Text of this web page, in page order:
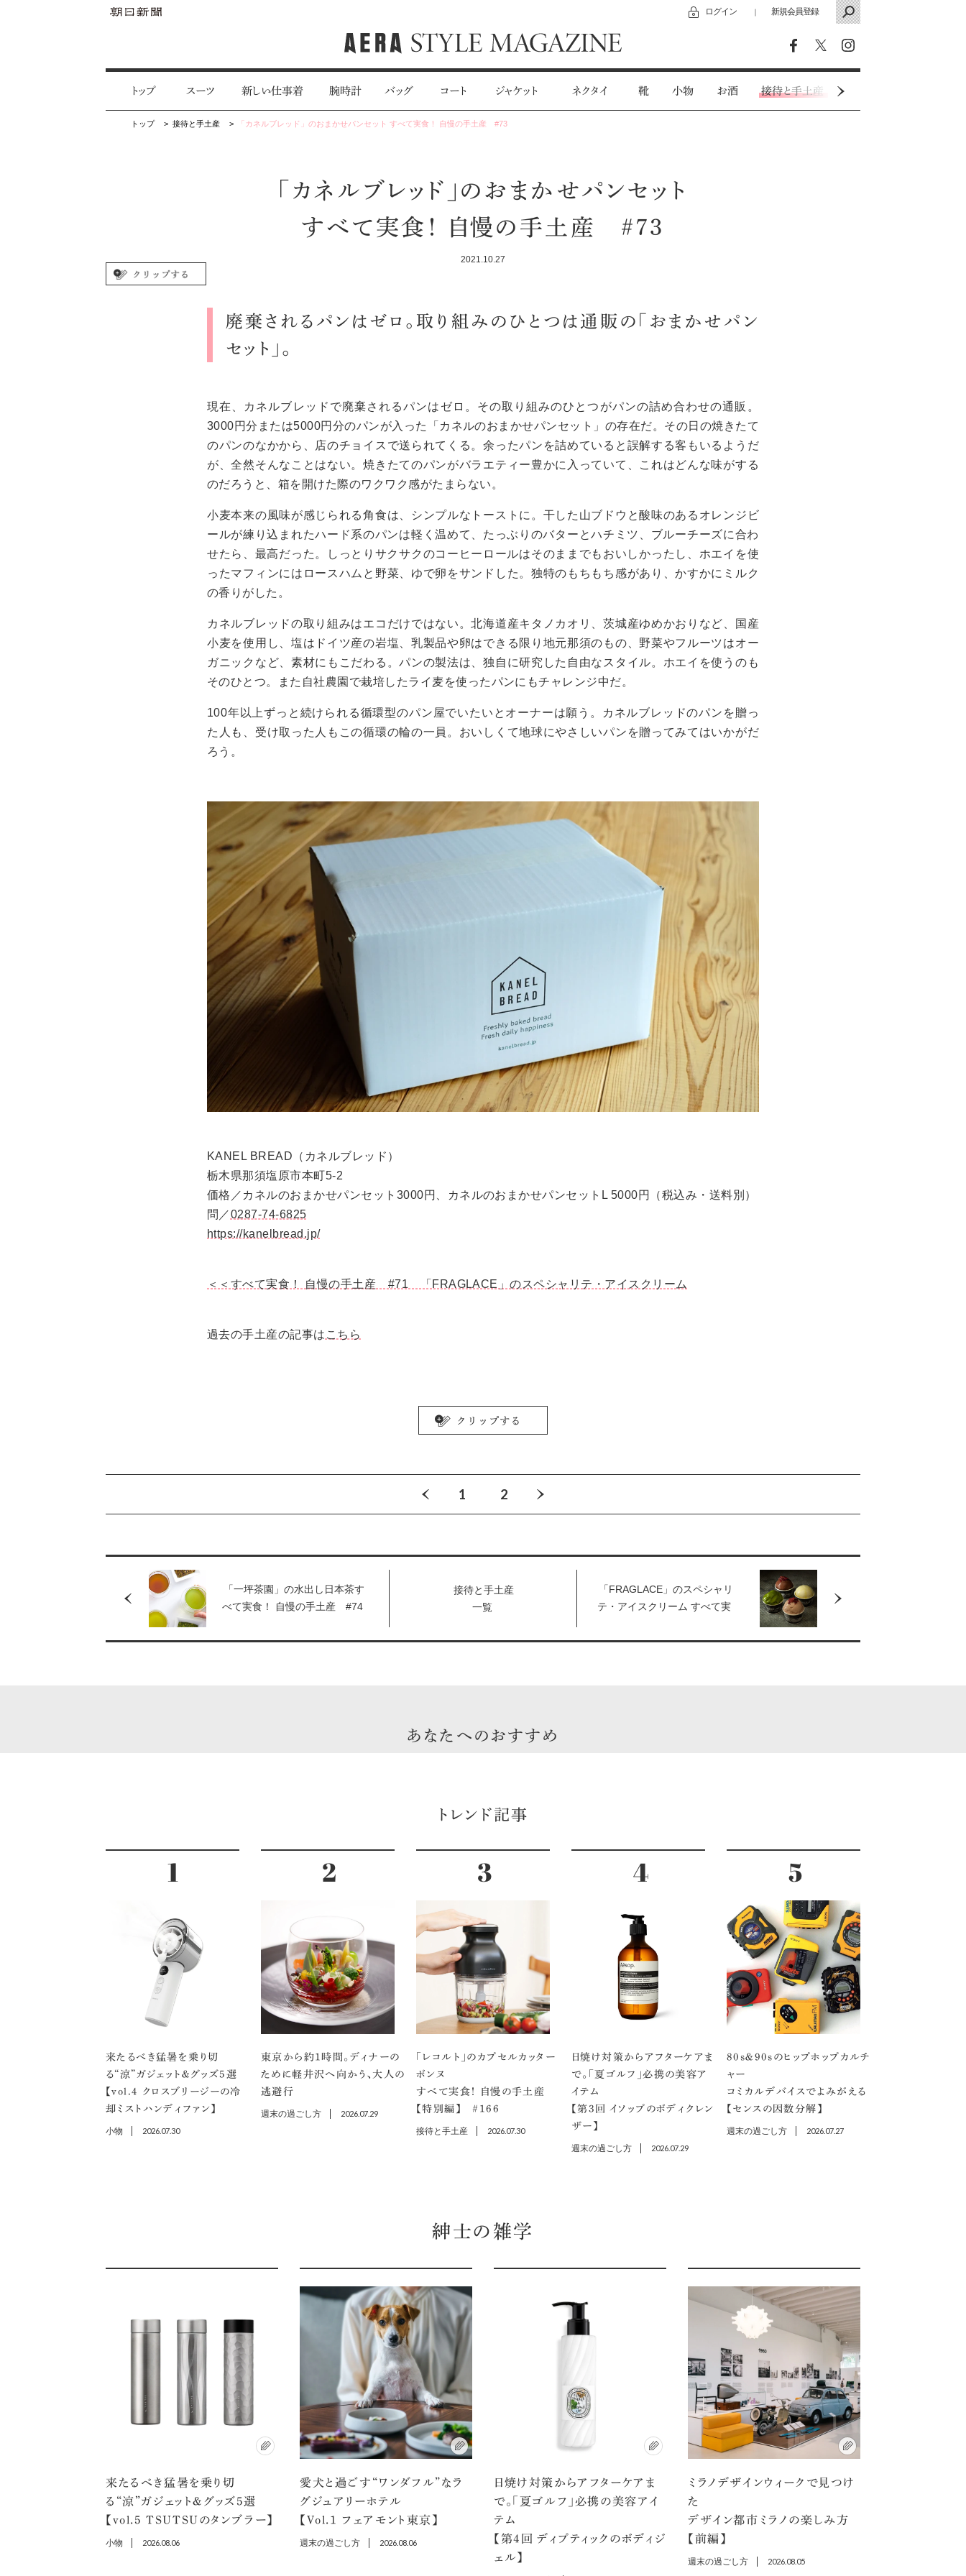
ログイン ｜ 新規会員登録
トップ スーツ 新しい仕事着 腕時計 バッグ コート ジャケット ネクタイ 靴 小物 お酒 接待と手土産
トップ 接待と手土産 「カネルブレッド」のおまかせパンセット すべて実食！ 自慢の手土産 #73
「カネルブレッド」のおまかせパンセット
すべて実食！ 自慢の手土産 #73
2021.10.27
廃棄されるパンはゼロ。取り組みのひとつは通販の「おまかせパン
セット」。
現在、カネルブレッドで廃棄されるパンはゼロ。その取り組みのひとつがパンの詰め合わせの通販。
3000円分または5000円分のパンが入った「カネルのおまかせパンセット」の存在だ。その日の焼きたて
のパンのなかから、店のチョイスで送られてくる。余ったパンを詰めていると誤解する客もいるようだ
が、全然そんなことはない。焼きたてのパンがバラエティー豊かに入っていて、これはどんな味がする
のだろうと、箱を開けた際のワクワク感がたまらない。
小麦本来の風味が感じられる角食は、シンプルなトーストに。 干した山ブドウと酸味のあるオレンジビ
ールが練り込 まれたハード系のパンは軽く温めて、 たっぶりのバターとハチミツ、ブルーチーズに合わ
せたら、最高だった。
しっとりサクサクのコーヒーロールはそのままでもおいしかったし、 ホエイを使
ったマフィンにはロースハムと野菜、ゆで卵をサンドした。独特のもちもち感があり、かすかにミルク
の香りがした。
カネルブレッドの取り組みはエコだけではない。北海道産キタノカオリ、茨城産ゆめかおりなど、国産
小麦を使用し、塩はドイツ産の岩塩、乳製品や卵はできる限り地元那須のもの、野菜やフルーツはオー
ガニックなど、素材にもこだわる。パンの製法は、独自に研究した自由なスタイル。ホエイを使うのも
そのひとつ。また自社農園で栽培したライ麦を使ったパンにもチャレンジ中だ。
100年以上ずっと続けられる循環型のパン屋でいたいとオーナーは願う。カネルブレッドのパンを贈っ
た人も、受け取った人もこの循環の輪の一員。おいしくて地球にやさしいパンを贈ってみてはいかがだ
ろう。
KANEL BREAD（カネルブレッド）
栃木県那須塩原市本町5-2
価格／カネルのおまかせパンセット3000円、カネルのおまかせパンセットL 5000円（税込み・送料別）
問／0287-74-6825
https://kanelbread.jp/
＜＜すべて実食！ 自慢の手土産 #71 「FRAGLACE」のスペシャリテ・アイスクリーム
過去の手土産の記事は こちら
1 2
「一坪茶園」の水出し日本茶す
べて実食！ 自慢の手土産 #74
接待と手土産
一覧
「FRAGLACE」のスペシャリ
テ・アイスクリーム すべて実
あなたへのおすすめ
トレンド記事
来たるべき猛暑を乗り切
る“涼”ガジェット＆グッズ5選
【vol.４ クロスブリージーの冷
却ミストハンディファン】
小物 2026.07.30
東京から約1時間。ディナーの
ために軽井沢へ向かう、大人の
逃避行
週末の過ごし方 2026.07.29
「レコルト」のカプセルカッター
ボンヌ
すべて実食！ 自慢の手土産
【特別編】 ＃166
接待と手土産 2026.07.30
日焼け対策からアフターケアま
で。「夏ゴルフ」必携の美容ア
イテム
【第3回 イソップのボディクレン
ザー】
週末の過ごし方 2026.07.29
80s＆90sのヒップホップカルチ
ャー
コミカルデバイスでよみがえる
【センスの因数分解】
週末の過ごし方 2026.07.27
紳士の雑学
来たるべき猛暑を乗り切
る“涼”ガジェット＆グッズ5選
【vol.5 TSUTSUのタンブラー】
小物 2026.08.06
愛犬と過ごす“ワンダフル”なラ
グジュアリーホテル
【Vol.1 フェアモント東京】
週末の過ごし方 2026.08.06
日焼け対策からアフターケアま
で。「夏ゴルフ」必携の美容アイ
テム
【第4回 ディプティックのボディジ
ェル】
ミラノデザインウィークで見つけ
た
デザイン都市ミラノの楽しみ方
【前編】
週末の過ごし方 2026.08.05